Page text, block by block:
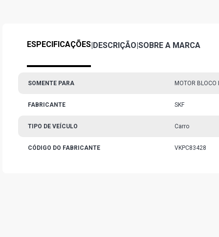
ESPECIFICAÇÕES|DESCRIÇÃO|SOBRE A MARCA
SOMENTE PARA MOTOR BLOCO
FABRICANTE SKF
TIPO DE VEÍCULO Carro
CÓDIGO DO FABRICANTE VKPC83428